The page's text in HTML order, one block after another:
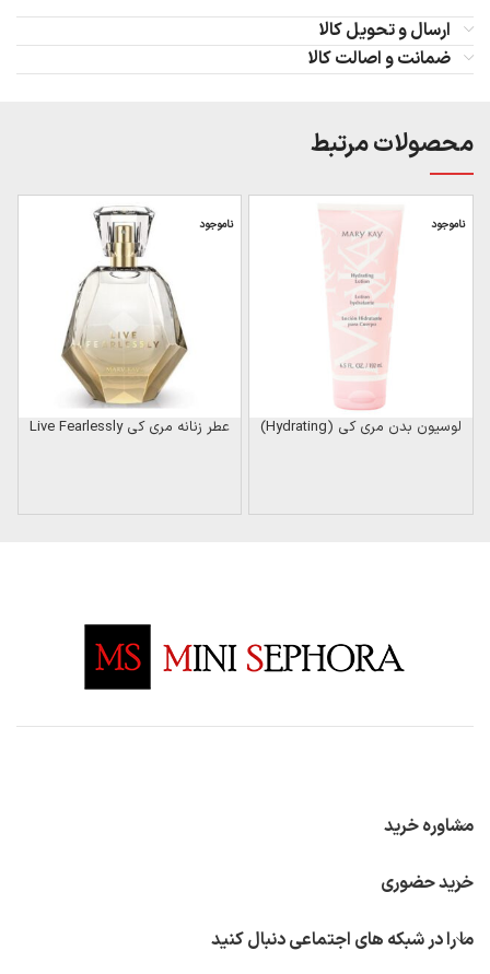
ارسال و تحویل کالا
ضمانت و اصالت کالا
محصولات مرتبط
ناموجود
لوسیون بدن مری کی (Hydrating)
ناموجود
عطر زنانه مری کی Live Fearlessly
مشاوره خرید
خرید حضوری
ما را در شبکه های اجتماعی دنبال کنید